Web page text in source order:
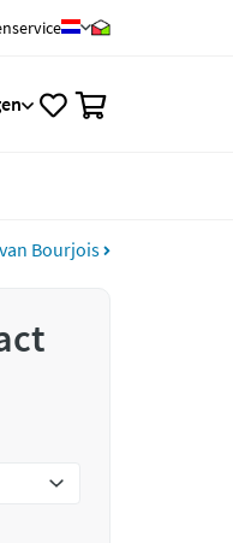
Bourjois